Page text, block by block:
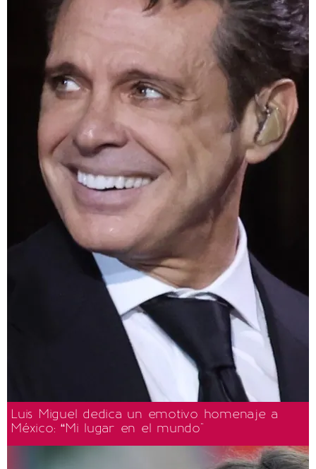
Luis Miguel dedica un emotivo homenaje a
México: “Mi lugar en el mundo"